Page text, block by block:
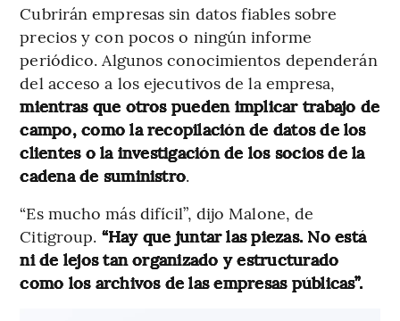
Cubrirán empresas sin datos fiables sobre
precios y con pocos o ningún informe
periódico. Algunos conocimientos dependerán
del acceso a los ejecutivos de la empresa,
mientras que otros pueden implicar trabajo de
campo, como la recopilación de datos de los
clientes o la investigación de los socios de la
cadena de suministro.
“Es mucho más difícil”, dijo Malone, de
Citigroup. “Hay que juntar las piezas. No está
ni de lejos tan organizado y estructurado
como los archivos de las empresas públicas”.